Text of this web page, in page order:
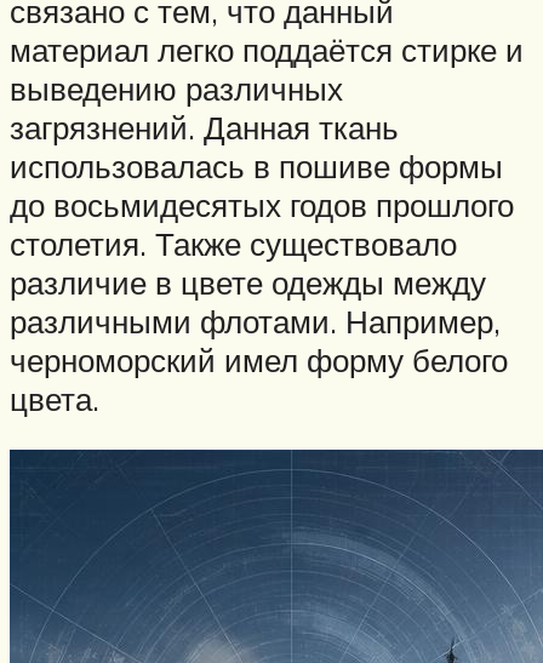
связано с тем, что данный
материал легко поддаётся стирке и
выведению различных
загрязнений. Данная ткань
использовалась в пошиве формы
до восьмидесятых годов прошлого
столетия. Также существовало
различие в цвете одежды между
различными флотами. Например,
черноморский имел форму белого
цвета.